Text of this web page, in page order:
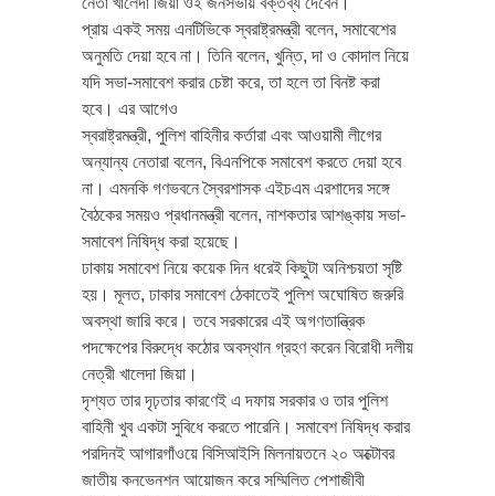
প্রায় একই সময় এনটিভিকে স্বরাষ্ট্রমন্ত্রী বলেন, সমাবেশের
অনুমতি দেয়া হবে না। তিনি বলেন, খুন্তি, দা ও কোদাল নিয়ে
যদি সভা-সমাবেশ করার চেষ্টা করে, তা হলে তা বিনষ্ট করা
হবে। এর আগেও
স্বরাষ্ট্রমন্ত্রী, পুলিশ বাহিনীর কর্তারা এবং আওয়ামী লীগের
অন্যান্য নেতারা বলেন, বিএনপিকে সমাবেশ করতে দেয়া হবে
না। এমনকি গণভবনে স্বৈরশাসক এইচএম এরশাদের সঙ্গে
বৈঠকের সময়ও প্রধানমন্ত্রী বলেন, নাশকতার আশঙ্কায় সভা-
সমাবেশ নিষিদ্ধ করা হয়েছে।
ঢাকায় সমাবেশ নিয়ে কয়েক দিন ধরেই কিছুটা অনিশ্চয়তা সৃষ্টি
হয়। মূলত, ঢাকার সমাবেশ ঠেকাতেই পুলিশ অঘোষিত জরুরি
অবস্থা জারি করে। তবে সরকারের এই অগণতান্ত্রিক
পদক্ষেপের বিরুদ্ধে কঠোর অবস্থান গ্রহণ করেন বিরোধী দলীয়
নেত্রী খালেদা জিয়া।
দৃশ্যত তার দৃঢ়তার কারণেই এ দফায় সরকার ও তার পুলিশ
বাহিনী খুব একটা সুবিধে করতে পারেনি। সমাবেশ নিষিদ্ধ করার
পরদিনই আগারগাঁওয়ে বিসিআইসি মিলনায়তনে ২০ অক্টোবর
জাতীয় কনভেনশন আয়োজন করে সম্মিলিত পেশাজীবী